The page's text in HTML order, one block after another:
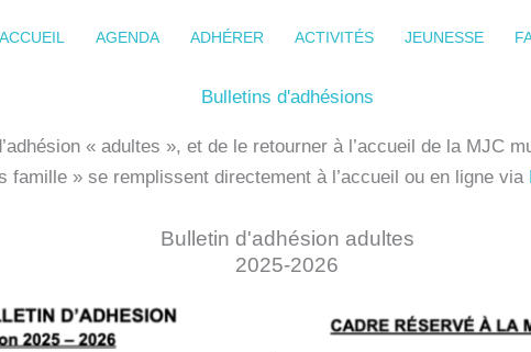
ACCUEIL AGENDA ADHÉRER ACTIVITÉS JEUNESSE
Bulletins d'adhésions
« adultes », et de le retourner à l’accueil de la MJC
famille » se remplissent directement à l’accueil ou en ligne via
Bulletin d'adhésion adultes
2025-2026